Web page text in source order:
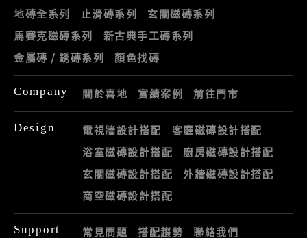
地磚全系列
止滑磚系列
玄關磁磚系列
馬賽克磁磚系列
新古典手工磚系列
金屬磚 / 銹磚系列
顏色找磚
Company 關於喜地 實績案例 前往門市
Design 電視牆設計搭配
客廳磁磚設計搭配
浴室磁磚設計搭配
廚房磁磚設計搭配
玄關磁磚設計搭配
外牆磁磚設計搭配
商空磁磚設計搭配
Support 常見問題 搭配趨勢 聯絡我們